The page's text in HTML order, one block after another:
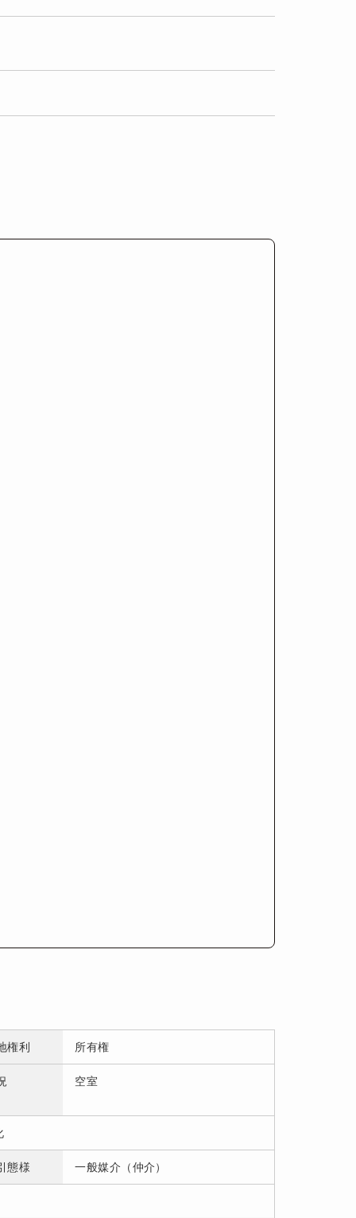
権利 所有権
空室
態様 一般媒介（仲介）